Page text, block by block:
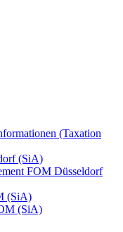
(Taxation
(SiA)
FOM Düsseldorf
(SiA)
(SiA)